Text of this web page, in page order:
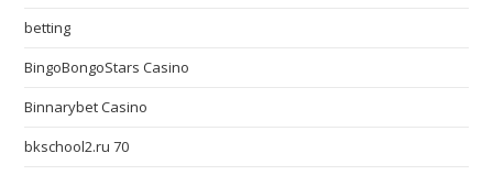
betting
BingoBongoStars Casino
Binnarybet Casino
bkschool2.ru 70